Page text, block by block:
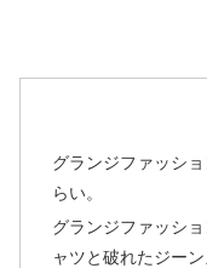
グランジファッシ
らい。
グランジファッシ
ャツと破れたジー